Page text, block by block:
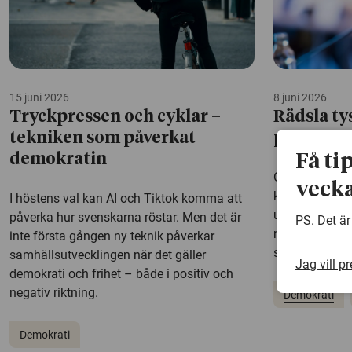
15 juni 2026
Tryckpressen och cyklar –
tekniken som påverkat
demokratin
I höstens val kan AI och Tiktok komma att
påverka hur svenskarna röstar. Men det är
inte första gången ny teknik påverkar
samhällsutvecklingen när det gäller
demokrati och frihet – både i positiv och
negativ riktning.
Demokrati
8 juni 2026
Rädsla
politiker i
Oro för hot
kvinnliga
uttala sig
migration och
studie från
Demokrati
Få
PS. Det
Jag vill